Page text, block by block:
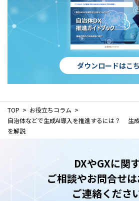
ダウンロードはこ
TOP
お役立ちコラム
自治体などで生成AI導入を推進するには？ 生
を解説
DXやGXに関
ご相談やお問合せ
ご連絡くださ